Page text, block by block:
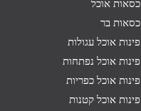
כסאות אוכל
כסאות בר
פינות אוכל עגולות
פינות אוכל נפתחות
פינות אוכל כפריות
פינות אוכל קטנות